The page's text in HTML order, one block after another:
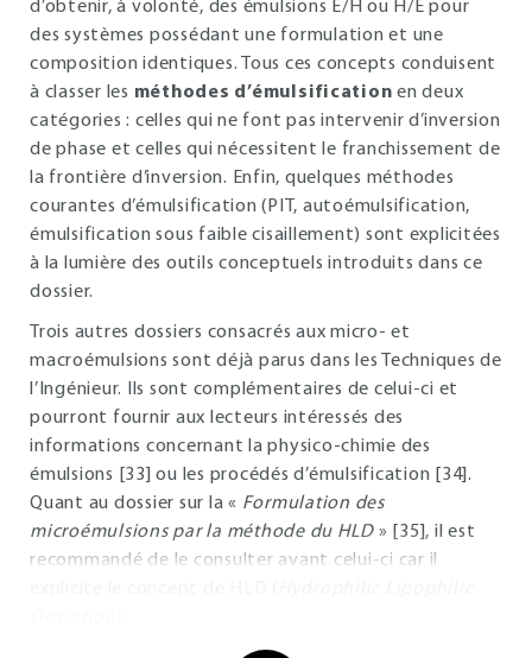
d’obtenir, à volonté, des émulsions E/H ou H/E pour
des systèmes possédant une formulation et une
composition identiques. Tous ces concepts conduisent
à classer les méthodes d’émulsification en deux
catégories : celles qui ne font pas intervenir d’inversion
de phase et celles qui nécessitent le franchissement de
la frontière d’inversion. Enfin, quelques méthodes
courantes d’émulsification (PIT, autoémulsification,
émulsification sous faible cisaillement) sont explicitées
à la lumière des outils conceptuels introduits dans ce
dossier.
Trois autres dossiers consacrés aux micro- et
macroémulsions sont déjà parus dans les Techniques de
l’Ingénieur. Ils sont complémentaires de celui-ci et
pourront fournir aux lecteurs intéressés des
informations concernant la physico-chimie des
émulsions [33] ou les procédés d’émulsification [34].
Quant au dossier sur la « Formulation des
microémulsions par la méthode du HLD » [35], il est
recommandé de le consulter avant celui-ci car il